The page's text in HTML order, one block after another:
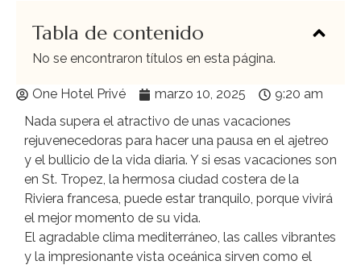
Tabla de contenido
No se encontraron títulos en esta página.
One Hotel Privé marzo 10, 2025
9:20 am
Nada supera el atractivo de unas vacaciones
rejuvenecedoras para hacer una pausa en el ajetreo
y el bullicio de la vida diaria. Y si esas vacaciones son
en St. Tropez, la hermosa ciudad costera de la
Riviera francesa, puede estar tranquilo, porque vivirá
el mejor momento de su vida.
El agradable clima mediterráneo, las calles vibrantes
y la impresionante vista oceánica sirven como el